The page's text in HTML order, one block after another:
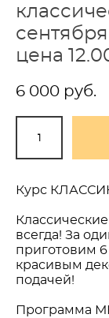
цена
6 000 pуб.
Курс
всегда! За
приготовим
красивым
подачей!
Программа